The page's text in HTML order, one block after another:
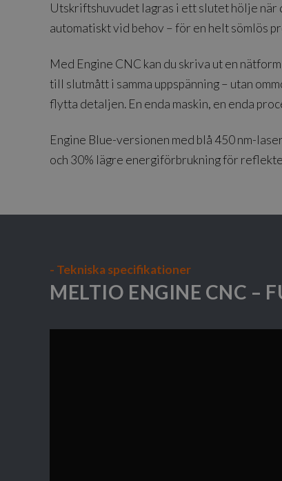
Utskriftshuvudet lagras i ett slutet hölje när
automatiskt vid behov – för en helt sömlös
Med Engine CNC kan du skriva ut en
till slutmått i samma uppspänning – utan
flytta detaljen. En enda maskin, en enda
Engine Blue-versionen med blå 450 nm-
och 30% lägre energiförbrukning för
- Tekniska specifikationer
MELTIO ENGINE CNC –